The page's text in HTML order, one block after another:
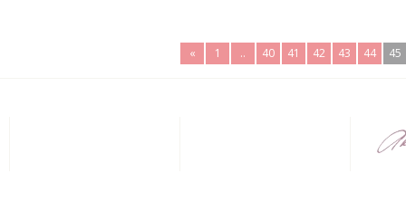
« 1 .. 40 41 42 43 44 45